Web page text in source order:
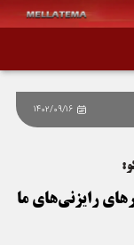
1402/09/16
رایزنی‌های ما